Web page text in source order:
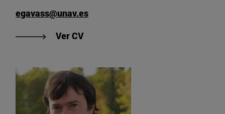
egavass@unav.es
Ver CV"Ver CV de Gavassa-Pérez,